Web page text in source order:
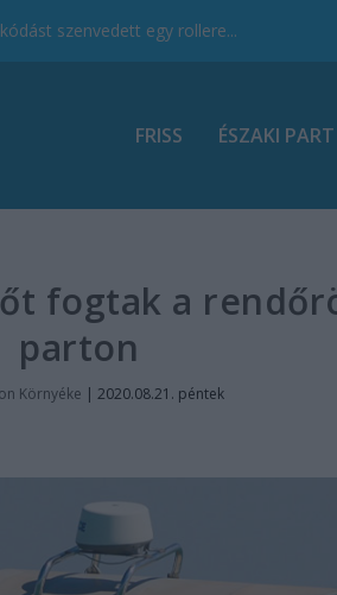
szenvedett egy rollere...
FRISS ÉSZAKI PART
fogtak a
parton
Környéke |2020.08.21. péntek